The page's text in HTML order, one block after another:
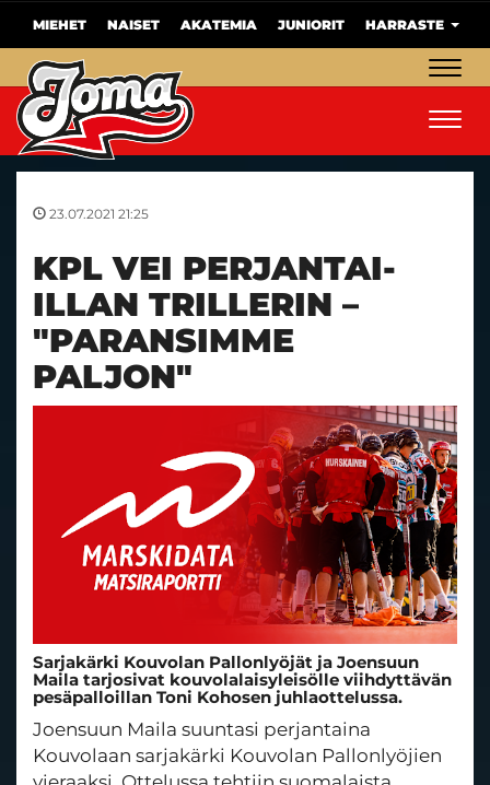
MIEHET NAISET AKATEMIA JUNIORIT HARRASTE
23.07.2021 21:25
KPL VEI PERJANTAI-
ILLAN TRILLERIN –
"PARANSIMME
PALJON"
Sarjakärki Kouvolan Pallonlyöjät ja Joensuun
Maila tarjosivat kouvolalaisyleisölle viihdyttävän
pesäpalloillan Toni Kohosen juhlaottelussa.
Joensuun Maila suuntasi perjantaina
Kouvolaan sarjakärki Kouvolan Pallonlyöjien